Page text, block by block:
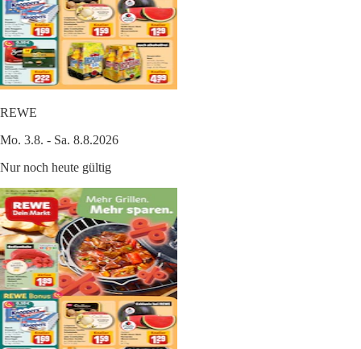
REWE
Mo. 3.8. - Sa. 8.8.2026
Nur noch heute gültig